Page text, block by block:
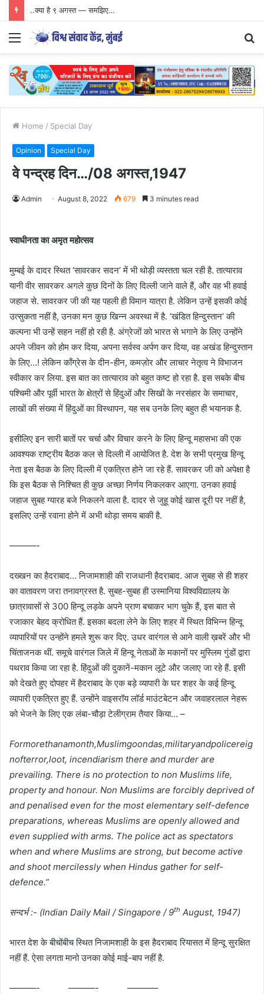
..क्या है ९ अगस्त — समझिए…
Menu
Home / Special Day
Opinion Special Day
वे पन्द्रह दिन…/08 अगस्त,1947
Admin August 8, 2022 679 3 minutes read
स्वाधीनता का अमृत महोत्सव
मुम्बई के दादर स्थित ‘सावरकर सदन’ में भी थोड़ी व्यस्तता चल रही है. तात्याराव
यानी वीर सावरकर अगले कुछ दिनों के लिए दिल्ली जाने वाले हैं, और वह भी हवाई
जहाज से. सावरकर जी की यह पहली ही विमान यात्रा है. लेकिन उन्हें इसकी कोई
उत्सुकता नहीं है, उनका मन कुछ खिन्न अवस्था में है. ‘खंडित हिन्दुस्तान’ की
कल्पना भी उन्हें सहन नहीं हो रही है. अंग्रेजों को भारत से भगाने के लिए उन्होंने
अपने जीवन को होम कर दिया, अपना सर्वस्व अर्पण कर दिया, वह अखंड हिन्दुस्तान
के लिए…! लेकिन काँग्रेस के दीन-हीन, कमज़ोर और लाचार नेतृत्व ने विभाजन
स्वीकार कर लिया. इस बात का तात्याराव को बहुत कष्ट हो रहा है. इस सबके बीच
पश्चिमी और पूर्वी भारत के क्षेत्रों से हिंदुओं और सिखों के नरसंहार के समाचार,
लाखों की संख्या में हिंदुओं का विस्थापन, यह सब उनके लिए बहुत ही भयानक है.
इसीलिए इन सारी बातों पर चर्चा और विचार करने के लिए हिन्दू महासभा की एक
आवश्यक राष्ट्रीय बैठक कल से दिल्ली में आयोजित है. देश के सभी प्रमुख हिन्दू
नेता इस बैठक के लिए दिल्ली में एकत्रित होने जा रहे हैं. सावरकर जी को अपेक्षा है
कि इस बैठक से निश्चित ही कुछ अच्छा निर्णय निकलकर आएगा. उनका हवाई
जहाज सुबह ग्यारह बजे निकलने वाला है. दादर से जुहू कोई खास दूरी पर नहीं है,
इसलिए उन्हें रवाना होने में अभी थोड़ा समय बाकी है.
———-
दख्खन का हैदराबाद… निजामशाही की राजधानी हैदराबाद. आज सुबह से ही शहर
का वातावरण जरा तनावग्रस्त है. सुबह-सुबह ही उस्मानिया विश्वविद्यालय के
छात्रावासों से 300 हिन्दू लड़के अपने प्राण बचाकर भाग चुके हैं, इस बात से
रजाकार बेहद क्रोधित हैं. इसका बदला लेने के लिए शहर में स्थित विभिन्न हिन्दू
व्यापारियों पर उन्होंने हमले शुरू कर दिए. उधर वारंगल से आने वाली ख़बरें और भी
चिंताजनक थीं. समूचे वारंगल जिले में हिन्दू नेताओं के मकानों पर मुस्लिम गुंडों द्वारा
पथराव किया जा रहा है. हिंदुओं की दुकानें-मकान लूटे और जलाए जा रहे हैं. इसी
को देखते हुए दोपहर में हैदराबाद के एक बड़े व्यापारी के घर शहर के कई हिन्दू
व्यापारी एकत्रित हुए हैं. उन्होंने वाइसरॉय लॉर्ड माउंटबेटन और जवाहरलाल नेहरू
को भेजने के लिए एक लंबा-चौड़ा टेलीग्राम तैयार किया… –
Formorethanamonth,Muslimgoondas,militaryandpolicereig
nofterror,loot, incendiarism there and murder are
prevailing. There is no protection to non Muslims life,
property and honour. Non Muslims are forcibly deprived of
and penalised even for the most elementary self-defence
preparations, whereas Muslims are openly allowed and
even supplied with arms. The police act as spectators
when and where Muslims are strong, but become active
and shoot mercilessly when Hindus gather for self-
defence.”
सन्दर्भ :- (Indian Daily Mail / Singapore / 9th August, 1947)
भारत देश के बीचोंबीच स्थित निजामशाही के इस हैदराबाद रियासत में हिन्दू सुरक्षित
नहीं हैं. ऐसा लगता मानो उनका कोई माई-बाप नहीं है.
———- ———- ———–